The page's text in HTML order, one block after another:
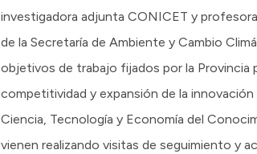
investigadora adjunta CONICET y
de la Secretaría de Ambiente y Cambio
objetivos de trabajo fijados por la Provincia
competitividad y expansión de la
Ciencia, Tecnología y Economía del
vienen realizando visitas de seguimiento y